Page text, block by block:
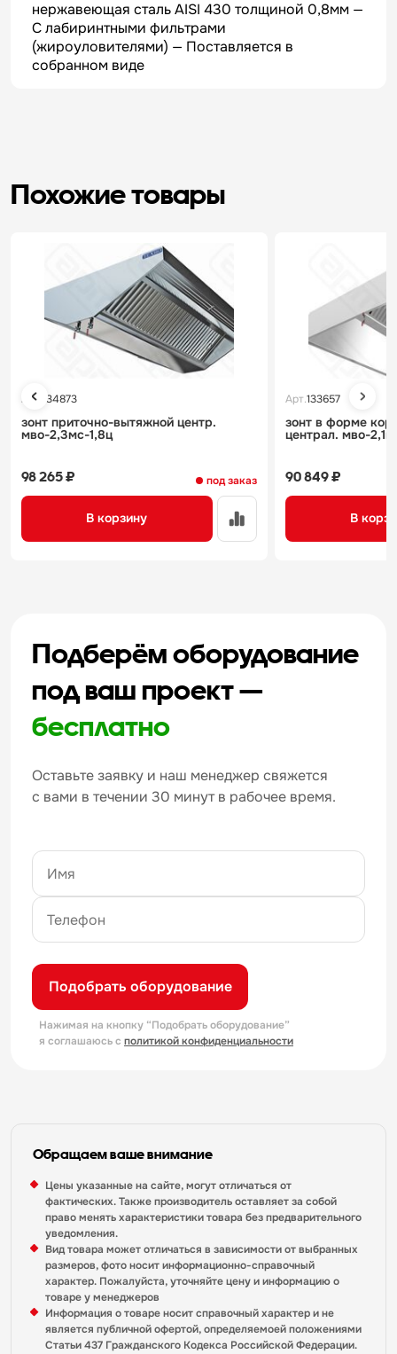
нержавеющая сталь AISI 430 толщиной 0,8мм —
С лабиринтными фильтрами
(жироуловителями) — Поставляется в
собранном виде
Похожие товары
Арт. 134873
зонт приточно-вытяжной центр.
мво-2,3мс-1,8ц
под заказ
98 265 ₽
В корзину
Арт.133657
зонт в форме
централ. мво-
90 849 ₽
В
Подберём оборудование
под ваш проект —
бесплатно
Оставьте заявку и наш менеджер свяжется
с вами в течении 30 минут в рабочее время.
Подобрать оборудование
Нажимая на кнопку “Подобрать оборудование”
я соглашаюсь с политикой конфиденциальности
Обращаем ваше внимание
Цены указанные на сайте, могут отличаться от
фактических. Также производитель оставляет за собой
право менять характеристики товара без предварительного
уведомления.
Вид товара может отличаться в зависимости от выбранных
размеров, фото носит информационно-справочный
характер. Пожалуйста, уточняйте цену и информацию о
товаре у менеджеров
Информация о товаре носит справочный характер и не
является публичной офертой, определяемоей положениями
Статьи 437 Гражданского Кодекса Российской Федерации.